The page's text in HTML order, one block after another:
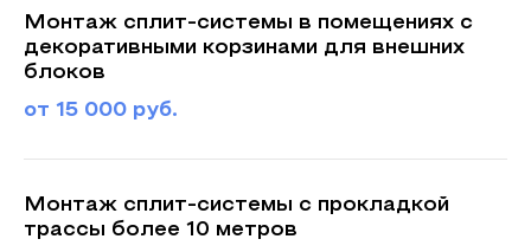
Монтаж сплит-системы в помещениях с
декоративными корзинами для внешних
блоков
от 15 000 руб.
Монтаж сплит-системы с прокладкой
трассы более 10 метров